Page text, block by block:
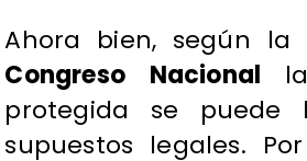
Ahora bien, según la
Congreso Nacional
protegida se puede
supuestos legales.